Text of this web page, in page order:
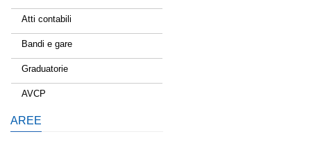
Atti contabili
Bandi e gare
Graduatorie
AVCP
AREE